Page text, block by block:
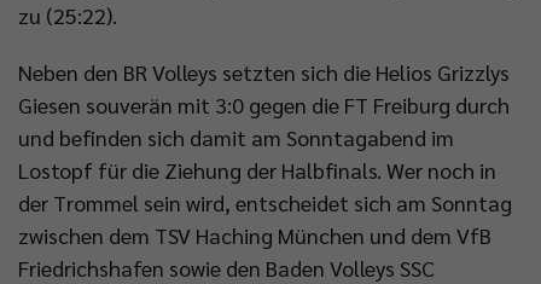
zu (25:22).
Neben den BR Volleys setzten sich die Helios Grizzlys
Giesen souverän mit 3:0 gegen die FT Freiburg durch
und befinden sich damit am Sonntagabend im
Lostopf für die Ziehung der Halbfinals. Wer noch in
der Trommel sein wird, entscheidet sich am Sonntag
zwischen dem TSV Haching München und dem VfB
Friedrichshafen sowie den Baden Volleys SSC